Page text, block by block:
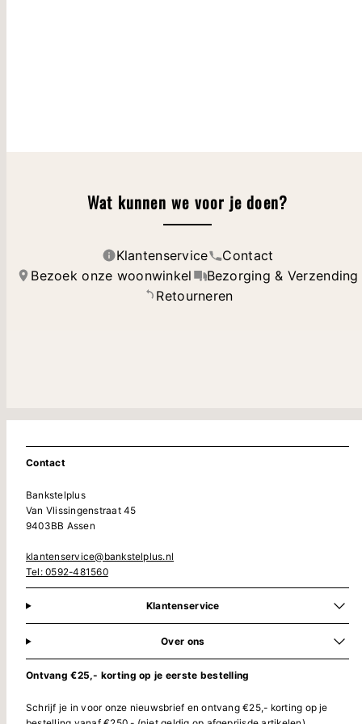
Wat kunnen we voor je doen?
Klantenservice
Contact
Bezoek onze woonwinkel
Bezorging & Verzending
Retourneren
Contact
Bankstelplus
Van Vlissingenstraat 45
9403BB Assen
klantenservice@bankstelplus.nl
Tel: 0592-481560
Klantenservice
Over ons
Ontvang €25,- korting op je eerste bestelling
Schrijf je in voor onze nieuwsbrief en ontvang €25,- korting op je